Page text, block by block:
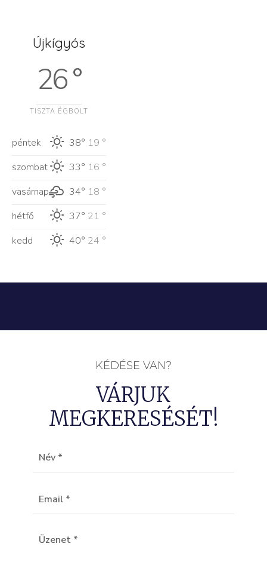
Újkígyós
26 °
TISZTA ÉGBOLT
péntek 38° 19 °
szombat
33° 16 °
vasárnap
34° 18 °
hétfő
37° 21 °
kedd
40° 24 °
KÉDÉSE VAN?
VÁRJUK
MEGKERESÉSÉT!